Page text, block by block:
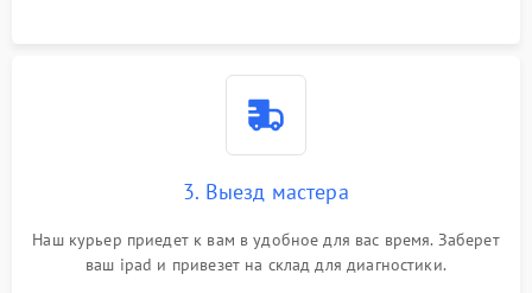
3. Выезд мастера
Наш курьер приедет к вам в удобное для вас время. Заберет
ваш ipad и привезет на склад для диагностики.